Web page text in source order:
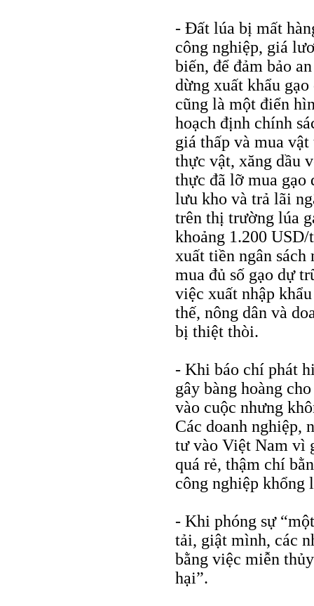
- Đất lúa bị mất
công nghiệp, giá
biến, để đảm bảo
dừng xuất khẩu
cũng là một điển
hoạch định chính
giá thấp và mua
thực vật, xăng dầu
thực đã lỡ mua gạo
lưu kho và trả lãi
trên thị trường lúa
khoảng 1.200
xuất tiền ngân
mua đủ số gạo dự
việc xuất nhập
thế, nông dân và
bị thiệt thòi.
- Khi báo chí phát
gây bàng hoàng
vào cuộc nhưng
Các doanh nghiệp,
tư vào Việt Nam vì
quá rẻ, thậm chí
công nghiệp khổng
- Khi phóng sự
tải, giật mình, các
bằng việc miễn
hại”.